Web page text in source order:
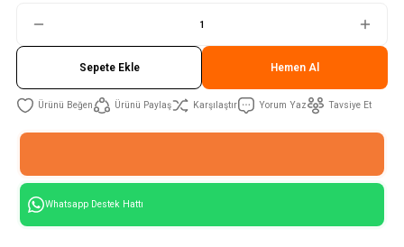
Sepete Ekle Hemen Al
Ürünü Paylaş Karşılaştır Yorum Yaz Tavsiye Et
Whatsapp Destek Hattı